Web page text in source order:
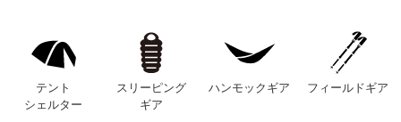
テント
シェルター
スリーピング
ギア
ハンモックギア フィールドギア